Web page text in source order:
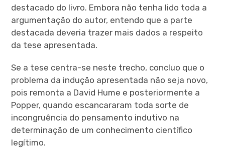
destacado do livro. Embora não tenha lido toda a
argumentação do autor, entendo que a parte
destacada deveria trazer mais dados a respeito
da tese apresentada.
Se a tese centra-se neste trecho, concluo que o
problema da indução apresentada não seja novo,
pois remonta a David Hume e posteriormente a
Popper, quando escancararam toda sorte de
incongruência do pensamento indutivo na
determinação de um conhecimento científico
legítimo.